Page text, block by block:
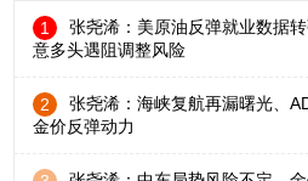
1
张尧浠：美原油反弹就业数据
意多头遇阻调整风险
2
张尧浠：海峡复航再漏曙光、
金价反弹动力